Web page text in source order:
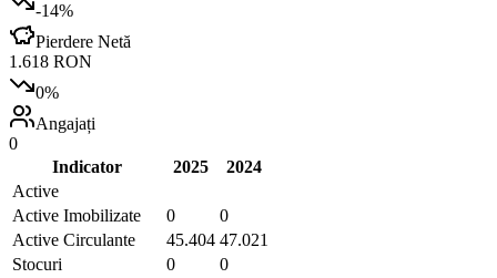
-14%
Pierdere Netă
1.618 RON
0%
Angajați
0
Indicator
2025
2024
Active
Active Imobilizate
0
0
Active Circulante
45.404 47.021
Stocuri
0
0